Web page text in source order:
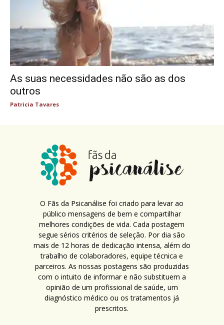
As suas necessidades não são as dos
outros
Patricia Tavares
O Fãs da Psicanálise foi criado para levar ao
público mensagens de bem e compartilhar
melhores condições de vida. Cada postagem
segue sérios critérios de seleção. Por dia são
mais de 12 horas de dedicação intensa, além do
trabalho de colaboradores, equipe técnica e
parceiros. As nossas postagens são produzidas
com o intuito de informar e não substituem a
opinião de um profissional de saúde, um
diagnóstico médico ou os tratamentos já
prescritos.